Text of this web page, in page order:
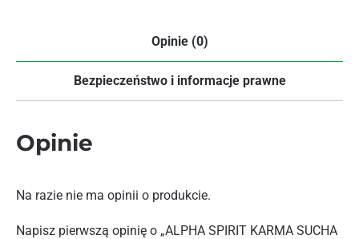
Opinie (0)
Bezpieczeństwo i informacje prawne
Opinie
Na razie nie ma opinii o produkcie.
Napisz pierwszą opinię o „ALPHA SPIRIT KARMA SUCHA